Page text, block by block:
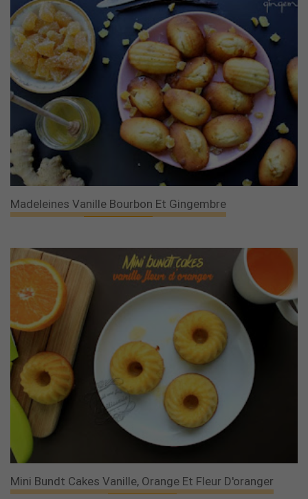
Madeleines Vanille Bourbon Et Gingembre
Mini Bundt Cakes Vanille, Orange Et Fleur D'oranger